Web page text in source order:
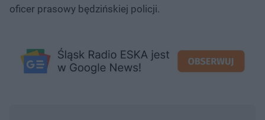
oficer prasowy będzińskiej policji.